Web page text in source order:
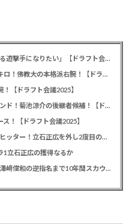
カープドラ6西川篤夢！「日本を代表する遊撃手になりたい」【ドラフト会議2025】
カープドラ5赤木晴哉！191cm最速153キロ！佛教大の本格派右腕！【ドラフト会議2025】
【ドラフト会議2025】
カープドラ3勝田成！近畿大163cmセカンド！菊池涼介の後継者候補！【ドラフト会議2025】
！【ドラフト会議2025】
カープドラ1平川蓮！187cmのスイッチヒッター！立石正広を外し2度目の重複も新井監督がクジを引き当てる！【ドラフト会議2025】
1立石正広の獲得なるか
緒方孝市カープドラ3指名で青学出禁！澤﨑俊和の逆指名まで10年間スカウト出禁